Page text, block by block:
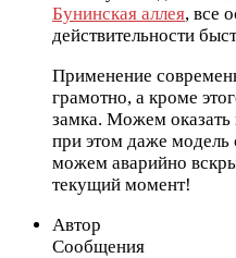
Бунинская аллея, все
действительности
Применение
грамотно, а кроме
замка. Можем
при этом даже
можем аварийно
текущий момент!
Автор
Сообщения